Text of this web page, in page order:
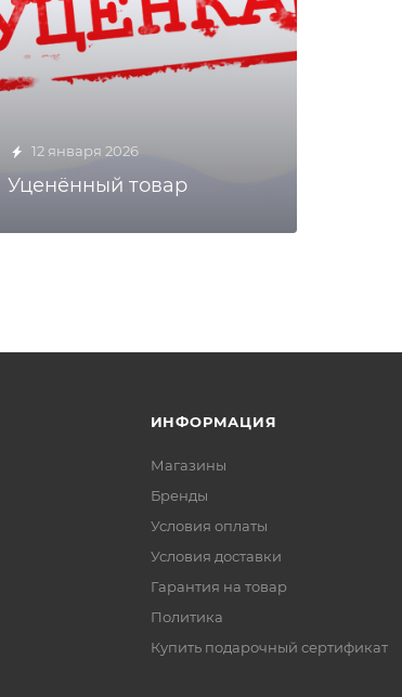
12 января 2026
Уценённый товар
ИНФОРМАЦИЯ
Магазины
Бренды
Условия оплаты
Условия доставки
Гарантия на товар
Политика
Купить подарочный сертификат